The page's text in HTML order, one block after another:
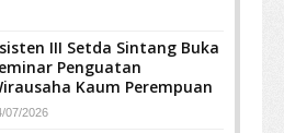
III Setda Sintang Buka
Penguatan
Kaum Perempuan
07/2026